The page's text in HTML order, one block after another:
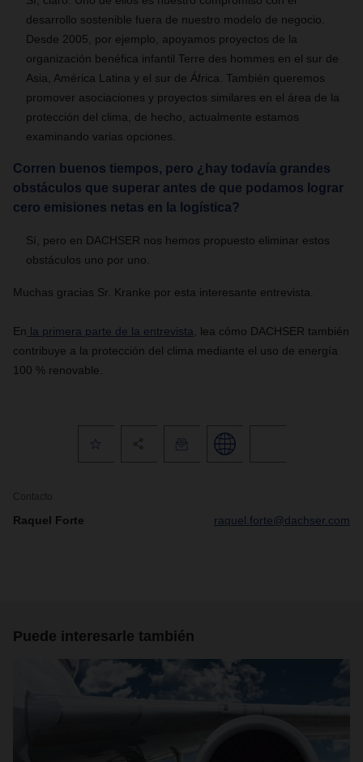
desarrollo sostenible fuera de nuestro modelo de negocio.
Desde 2005, por ejemplo, apoyamos proyectos de la
organización benéfica infantil Terre des hommes en el sur de
Asia, América Latina y el sur de África. También queremos
promover asociaciones y proyectos similares en el área de la
protección del clima, de hecho, actualmente estamos
examinando varias opciones.
Corren buenos tiempos, pero ¿hay todavía grandes
obstáculos que superar antes de que podamos lograr
cero emisiones netas en la logística?
Sí, pero en DACHSER nos hemos propuesto eliminar estos
obstáculos uno por uno.
Muchas gracias Sr. Kranke por esta interesante entrevista.
En la primera parte de la entrevista , lea cómo DACHSER también
contribuye a la protección del clima mediante el uso de energía
100 % renovable.
Contacto
Raquel Forte raquel.forte@dachser.com
Puede interesarle también